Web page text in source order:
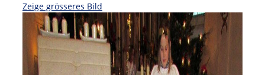
Zeige grösseres Bild